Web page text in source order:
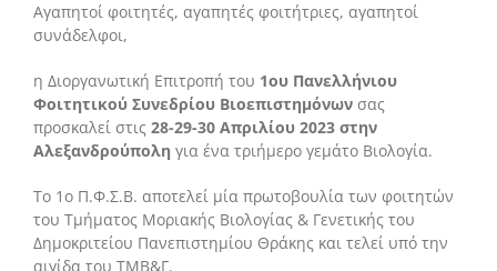
Προπτυχιακές Σπουδές
Μεταπτυχιακές Σπουδές
Ανακοινώσεις
Αγαπητοί φοιτητές, αγαπητές φοιτήτριες, αγαπητοί
συνάδελφοι,
η Διοργανωτική Επιτροπή του 1ου Πανελλήνιου
Φοιτητικού Συνεδρίου Βιοεπιστημόνων σας
προσκαλεί στις 28-29-30 Απριλίου 2023 στην
Αλεξανδρούπολη για ένα τριήμερο γεμάτο Βιολογία.
Το 1ο Π.Φ.Σ.Β. αποτελεί μία πρωτοβουλία των φοιτητών
του Τμήματος Μοριακής Βιολογίας & Γενετικής του
Δημοκριτείου Πανεπιστημίου Θράκης και τελεί υπό την
αιγίδα του ΤΜΒ&Γ.